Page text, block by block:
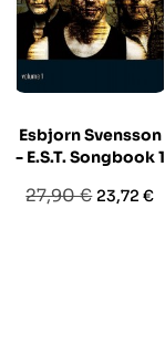
Esbjorn Svensson
- E.S.T. Songbook 1
Prezzo
27,90 € Prezzo
23,72 €